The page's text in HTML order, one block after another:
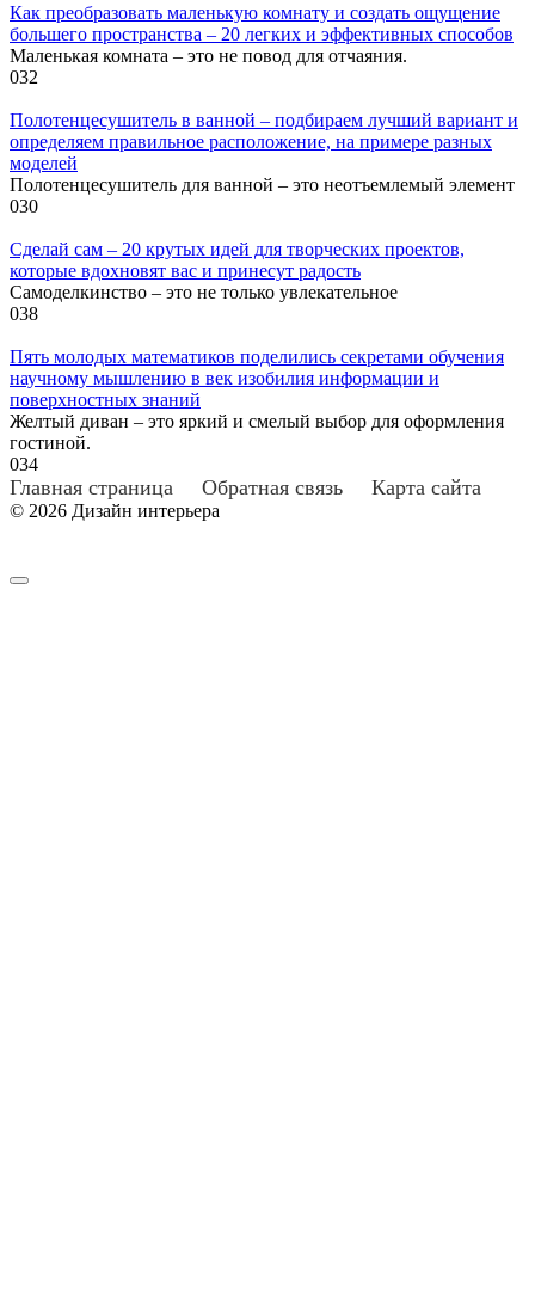
Как преобразовать маленькую комнату и создать ощущение
большего пространства – 20 легких и эффективных способов
Маленькая комната – это не повод для отчаяния.
032
Полотенцесушитель в ванной – подбираем лучший вариант и
определяем правильное расположение, на примере разных
моделей
Полотенцесушитель для ванной – это неотъемлемый элемент
030
Сделай сам – 20 крутых идей для творческих проектов,
которые вдохновят вас и принесут радость
Самоделкинство – это не только увлекательное
038
Пять молодых математиков поделились секретами обучения
научному мышлению в век изобилия информации и
поверхностных знаний
Желтый диван – это яркий и смелый выбор для оформления
гостиной.
034
Главная страница Обратная связь Карта сайта
© 2026 Дизайн интерьера